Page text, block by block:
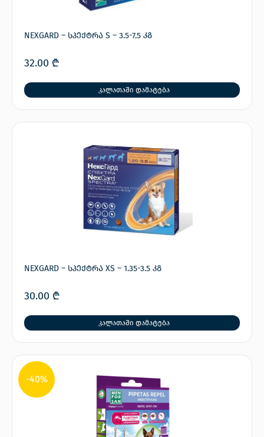
NEXGARD – სპექტრა S – 3.5-7.5 კგ
32.00 ₾
კალათაში დამატება
NEXGARD – სპექტრა XS – 1.35-3.5 კგ
30.00 ₾
კალათაში დამატება
-40%